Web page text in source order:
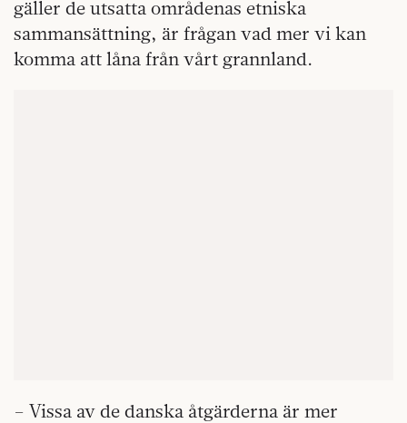
gäller de utsatta områdenas etniska
sammansättning, är frågan vad mer vi kan
komma att låna från vårt grannland.
– Vissa av de danska åtgärderna är mer